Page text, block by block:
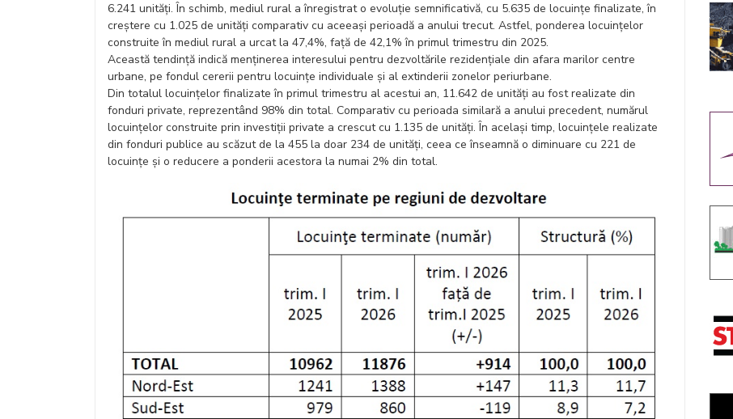
6.241 unități. În schimb, mediul rural a înregistrat o evoluție semnificativă, cu 5.635 de locuințe finalizate, în
creștere cu 1.025 de unități comparativ cu aceeași perioadă a anului trecut. Astfel, ponderea locuințelor
construite în mediul rural a urcat la 47,4%, față de 42,1% în primul trimestru din 2025.
Această tendință indică menținerea interesului pentru dezvoltările rezidențiale din afara marilor centre
urbane, pe fondul cererii pentru locuințe individuale și al extinderii zonelor periurbane.
Din totalul locuințelor finalizate în primul trimestru al acestui an, 11.642 de unități au fost realizate din
fonduri private, reprezentând 98% din total. Comparativ cu perioada similară a anului precedent, numărul
locuințelor construite prin investiții private a crescut cu 1.135 de unități. În același timp, locuințele realizate
din fonduri publice au scăzut de la 455 la doar 234 de unități, ceea ce înseamnă o diminuare cu 221 de
locuințe și o reducere a ponderii acestora la numai 2% din total.